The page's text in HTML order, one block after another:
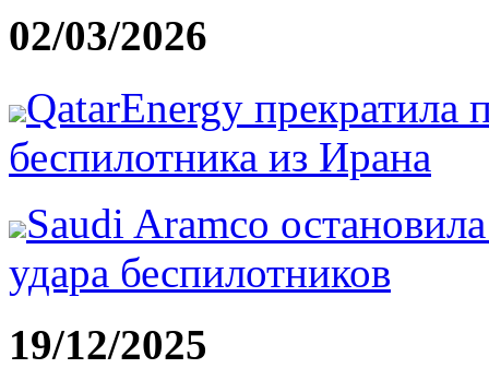
02/03/2026
QatarEnergy прекратила
беспилотника из Ирана
Saudi Aramco
удара беспилотников
19/12/2025